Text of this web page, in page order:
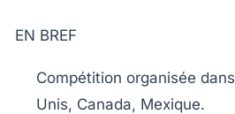
EN BREF
Compétition organisée dans
Unis, Canada, Mexique.